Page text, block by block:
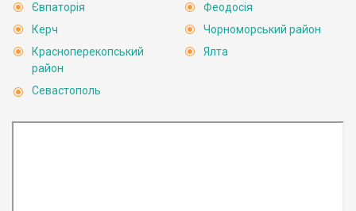
Євпаторія
Керч
Красноперекопський
район
Севастополь
Феодосія
Чорноморський район
Ялта